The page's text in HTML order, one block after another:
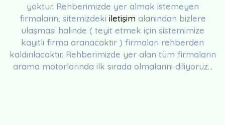
yoktur. Rehberimizde yer almak istemeyen
firmaların, sitemizdeki iletişim alanından bizlere
ulaşması halinde ( teyit etmek için sistemimize
kayıtlı firma aranacaktır ) firmaları rehberden
kaldırılacaktır. Rehberimizde yer alan tüm firmaların
arama motorlarında ilk sırada olmalarını diliyoruz...